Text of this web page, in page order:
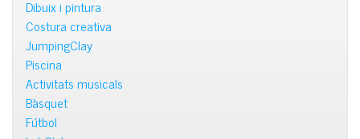
Dibuix i pintura
Costura creativa
JumpingClay
Piscina
Activitats musicals
Bàsquet
Fútbol